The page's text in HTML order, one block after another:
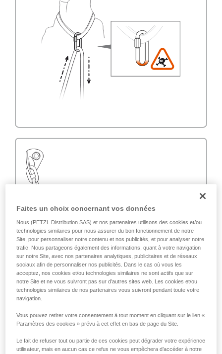
Faites un choix concernant vos données
Nous (PETZL Distribution SAS) et nos partenaires utilisons des cookies et/ou
technologies similaires pour nous assurer du bon fonctionnement de notre
Site, pour personnaliser notre contenu et nos publicités, et pour analyser notre
trafic. Nous partageons également des informations, quant à votre navigation
sur notre Site, avec nos partenaires analytiques, publicitaires et de réseaux
sociaux afin de personnaliser nos publicités. Dans le cas où vous les
acceptez, nos cookies et/ou technologies similaires ne sont actifs que sur
notre Site et ne vous suivront pas sur d’autres sites web. Les cookies et/ou
technologies similaires de nos partenaires vous suivront pendant toute votre
navigation.
Vous pouvez retirer votre consentement à tout moment en cliquant sur le lien «
Paramètres des cookies » prévu à cet effet en bas de page du Site.
Le fait de refuser tout ou partie de ces cookies peut dégrader votre expérience
utilisateur, mais en aucun cas ce refus ne vous empêchera d’accéder à notre